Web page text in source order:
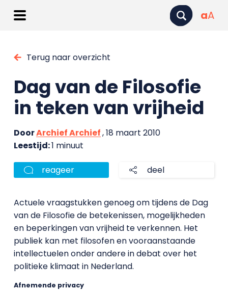
aA
Terug naar overzicht
Dag van de Filosofie
in teken van vrijheid
DoorArchief Archief, 18 maart 2010
Leestijd:1 minuut
reageer deel
Actuele vraagstukken genoeg om tijdens de Dag
van de Filosofie de betekenissen, mogelijkheden
en beperkingen van vrijheid te verkennen. Het
publiek kan met filosofen en vooraanstaande
intellectuelen onder andere in debat over het
politieke klimaat in Nederland.
Afnemende privacy